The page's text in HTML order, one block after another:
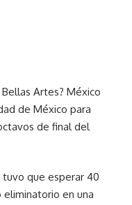
Artes? México
de México para
de final del
tuvo que esperar 40
en una